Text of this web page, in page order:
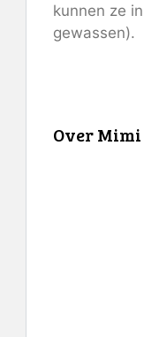
kunnen ze
gewassen).
Over Mimi